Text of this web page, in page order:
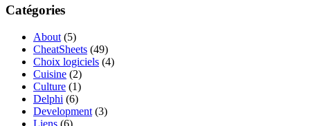
Catégories
About (5)
CheatSheets (49)
Choix logiciels (4)
Cuisine (2)
Culture (1)
Delphi (6)
Development (3)
Liens (6)